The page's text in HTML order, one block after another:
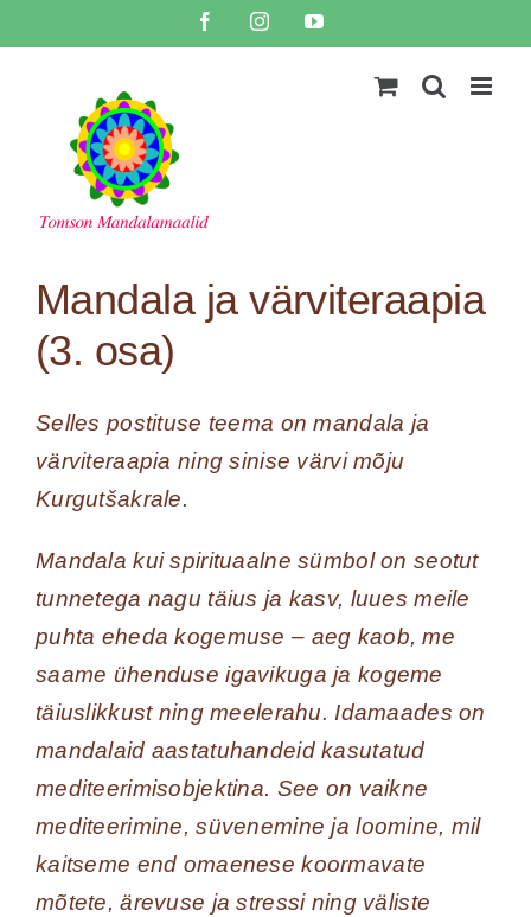
to
FacebookInstagramYouTube
Mandala ja värviteraapia
(3. osa)
Selles postituse teema on mandala ja
värviteraapia ning sinise värvi mõju
Kurgutšakrale.
Mandala kui spirituaalne sümbol on seotut
tunnetega nagu täius ja kasv, luues meile
puhta eheda kogemuse – aeg kaob, me
saame ühenduse igavikuga ja kogeme
täiuslikkust ning meelerahu. Idamaades on
mandalaid aastatuhandeid kasutatud
mediteerimisobjektina. See on vaikne
mediteerimine, süvenemine ja loomine, mil
kaitseme end omaenese koormavate
mõtete, ärevuse ja stressi ning väliste